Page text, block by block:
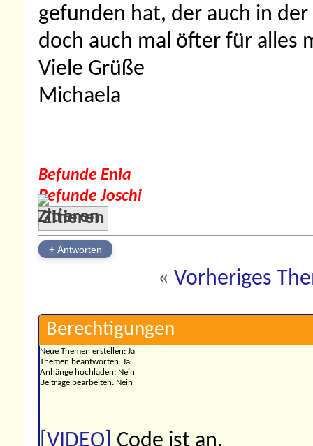
gefunden hat, der auch in
doch auch mal öfter für alles
Viele Grüße
Michaela
Befunde Enia
Befunde Joschi
Zitieren
+Antworten
« Vorheriges
Berechtigungen
Neue Themen erstellen: Ja
Themen beantworten: Ja
Anhänge hochladen: Nein
Beiträge bearbeiten: Nein
[VIDEO] Code ist an.